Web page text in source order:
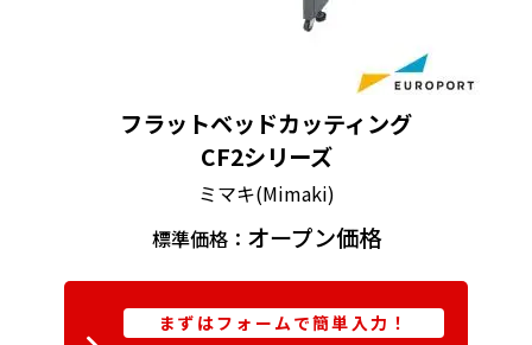
メディアセット時の目印となるライトポインタが標準
装備され、トンボへの位置合わせも簡単です。
フラットベッドカッティング
CF2シリーズ
ミマキ(Mimaki)
標準価格： オープン価格
まずはフォームで簡単入力！